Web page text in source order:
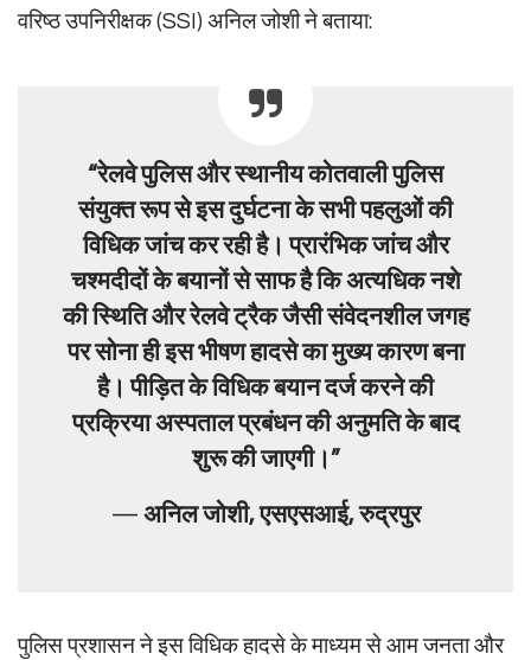
वरिष्ठ उपनिरीक्षक (SSI) अनिल जोशी ने बताया:
“रेलवे पुलिस और स्थानीय कोतवाली पुलिस
संयुक्त रूप से इस दुर्घटना के सभी पहलुओं की
विधिक जांच कर रही है। प्रारंभिक जांच और
चश्मदीदों के बयानों से साफ है कि अत्यधिक नशे
की स्थिति और रेलवे ट्रैक जैसी संवेदनशील जगह
पर सोना ही इस भीषण हादसे का मुख्य कारण बना
है। पीड़ित के विधिक बयान दर्ज करने की
प्रक्रिया अस्पताल प्रबंधन की अनुमति के बाद
शुरू की जाएगी।”
— अनिल जोशी, एसएसआई, रुद्रपुर
पुलिस प्रशासन ने इस विधिक हादसे के माध्यम से आम जनता और